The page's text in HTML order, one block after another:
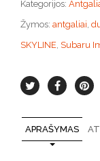
Kategorijos:
Žymos: antgaliai,
SKYLINE, Subaru
APRAŠYMAS